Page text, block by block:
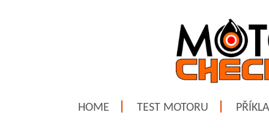
HOME TEST MOTORU